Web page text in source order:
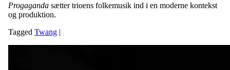
Progaganda sætter trioens folkemusik ind i en moderne kontekst
og produktion.
Tagged Twang |